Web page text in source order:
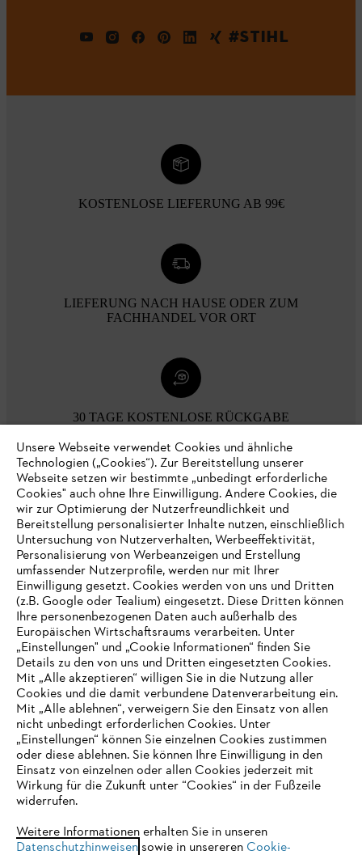
#STIHL
KOSTENLOSE LIEFERUNG AB 99€
LIEFERUNG NACH HAUSE ODER ZUM
FACHHANDEL VOR ORT
30 TAGE KOSTENLOSE RÜCKGABE
Zahlungsmöglichkeiten
Unternehmen
Online Shop
Service
IHR BROWSER WIRD NICHT
UNTERSTÜTZT
eine optimale Nutzung unserer Seite empfehlen wir Ihnen, zu
einem der folgenden Browser zu wechseln:
Unsere Webseite verwendet Cookies und ähnliche
Technologien („Cookies“). Zur Bereitstellung unserer
Webseite setzen wir bestimmte „unbedingt erforderliche
Cookies" auch ohne Ihre Einwilligung. Andere Cookies, die
wir zur Optimierung der Nutzerfreundlichkeit und
Bereitstellung personalisierter Inhalte nutzen, einschließlich
Untersuchung von Nutzerverhalten, Werbeeffektivität,
Personalisierung von Werbeanzeigen und Erstellung
umfassender Nutzerprofile, werden nur mit Ihrer
Einwilligung gesetzt. Cookies werden von uns und Dritten
(z.B. Google oder Tealium) eingesetzt. Diese Dritten können
Ihre personenbezogenen Daten auch außerhalb des
Europäischen Wirtschaftsraums verarbeiten. Unter
„Einstellungen" und „Cookie Informationen“ finden Sie
Details zu den von uns und Dritten eingesetzten Cookies.
Mit „Alle akzeptieren“ willigen Sie in die Nutzung aller
Cookies und die damit verbundene Datenverarbeitung ein.
Mit „Alle ablehnen“, verweigern Sie den Einsatz von allen
nicht unbedingt erforderlichen Cookies. Unter
„Einstellungen“ können Sie einzelnen Cookies zustimmen
oder diese ablehnen. Sie können Ihre Einwilligung in den
Einsatz von einzelnen oder allen Cookies jederzeit mit
Wirkung für die Zukunft unter “Cookies“ in der Fußzeile
widerrufen.
Weitere Informationen erhalten Sie in unseren
Datenschutzhinweisensowie in unsereren Cookie-